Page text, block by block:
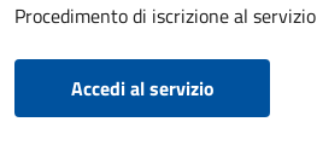
Procedimento di iscrizione al servizio
Accedi al servizio